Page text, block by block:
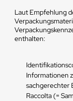
Laut Empfehlung
enthalten:
Informationen
sachgerechter
Raccolta (=